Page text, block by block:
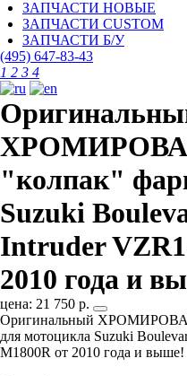
ЗАПЧАСТИ НОВЫЕ
ЗАПЧАСТИ CUSTOM
ЗАПЧАСТИ Б/У
(495) 647-83-43
1 2 3 4
"колпак"
Suzuki
Intruder
2010 года и
цена: 21 750 р.
Оригинальный
для мотоцикла Suzuki
M1800R от 2010 года и выше!